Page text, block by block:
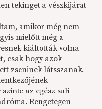
tekinget a vészkijárat
amikor még nem
mielőtt még a
kiáltották volna
csak hogy azok
zseninek látsszanak.
az egész suli
Rengetegen